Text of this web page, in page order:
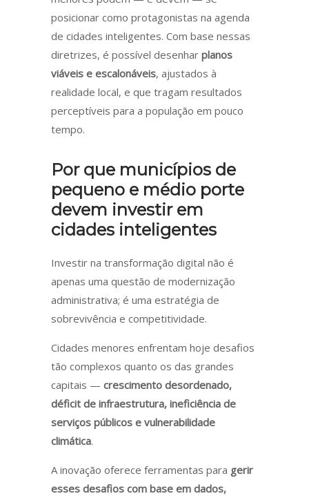
posicionar como protagonistas na agenda
de cidades inteligentes. Com base nessas
diretrizes, é possível desenhar planos
viáveis e escalonáveis, ajustados à
realidade local, e que tragam resultados
perceptíveis para a população em pouco
tempo.
Por que municípios de
pequeno e médio porte
devem investir em
cidades inteligentes
Investir na transformação digital não é
apenas uma questão de modernização
administrativa; é uma estratégia de
sobrevivência e competitividade.
Cidades menores enfrentam hoje desafios
tão complexos quanto os das grandes
capitais — crescimento desordenado,
déficit de infraestrutura, ineficiência de
serviços públicos e vulnerabilidade
climática.
A inovação oferece ferramentas para gerir
esses desafios com base em dados,